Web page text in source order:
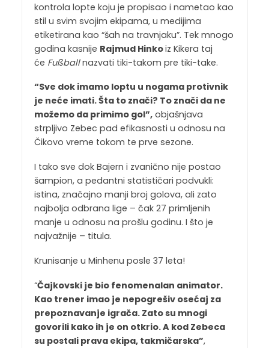
kontrola lopte koju je propisao i nametao kao
stil u svim svojim ekipama, u medijima
etiketirana kao “šah na travnjaku”. Tek mnogo
godina kasnije Rajmud Hinkoiz Kikera taj
će Fußballnazvati tiki-takom pre tiki-take.
“Sve dok imamo loptu u nogama protivnik
je neće imati. Šta to znači? To znači da ne
možemo da primimo gol”,objašnjava
strpljivo Zebec pad efikasnosti u odnosu na
Čikovo vreme tokom te prve sezone.
I tako sve dok Bajern i zvanično nije postao
šampion, a pedantni statističari podvukli:
istina, značajno manji broj golova, ali zato
najbolja odbrana lige – čak 27 primljenih
manje u odnosu na prošlu godinu. I što je
najvažnije – titula.
Krunisanje u Minhenu posle 37 leta!
“Čajkovski je bio fenomenalan animator.
Kao trener imao je nepogrešiv osećaj za
prepoznavanje igrača. Zato su mnogi
govorili kako ih je on otkrio. A kod Zebeca
su postali prava ekipa, takmičarska”,